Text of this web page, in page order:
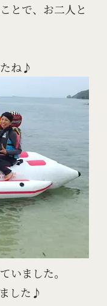
とで、お二人と
ね♪
いました。
した♪